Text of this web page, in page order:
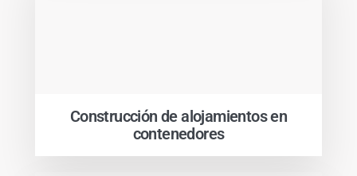
Construcción de alojamientos en
contenedores